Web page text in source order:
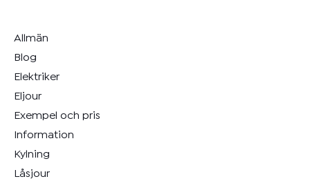
Allmän
Blog
Elektriker
Eljour
Exempel och pris
Information
Kylning
Låsjour